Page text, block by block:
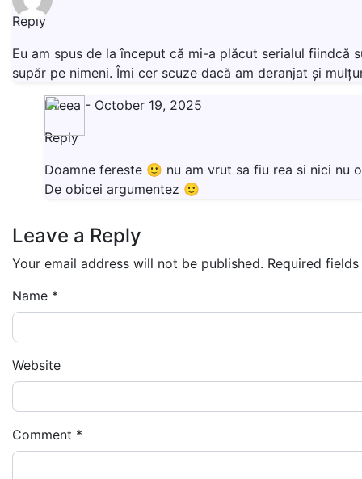
Reply
Eu am spus de la început că mi-a plăcut serialul
supăr pe nimeni. Îmi cer scuze dacă am deranjat și
Dreea - October 19, 2025
Reply
Doamne fereste 🙂 nu am vrut sa fiu rea si nici nu
De obicei argumentez 🙂
Leave a Reply
Your email address will not be published. Required
Name *
Website
Comment *